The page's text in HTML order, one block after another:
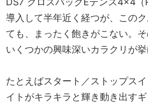
導入して半年近く経つが、この
ても、まったく飽きがこない。そ
いくつかの興味深いカラクリが挙
たとえばスタート／ストップス
イトがキラキラと輝き動き出す